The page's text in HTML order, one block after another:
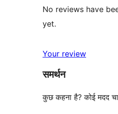
No reviews have
yet.
Your review
समर्थन
कुछ कहना है? कोई मदद